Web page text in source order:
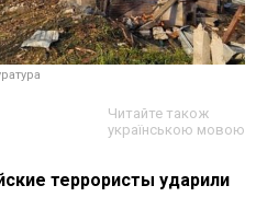
Читайте також
українською мовою
террористы ударили